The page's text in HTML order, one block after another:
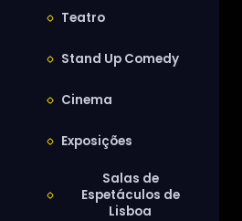
Teatro
Stand Up Comedy
Cinema
Exposições
Salas de
Espetáculos de
Lisboa